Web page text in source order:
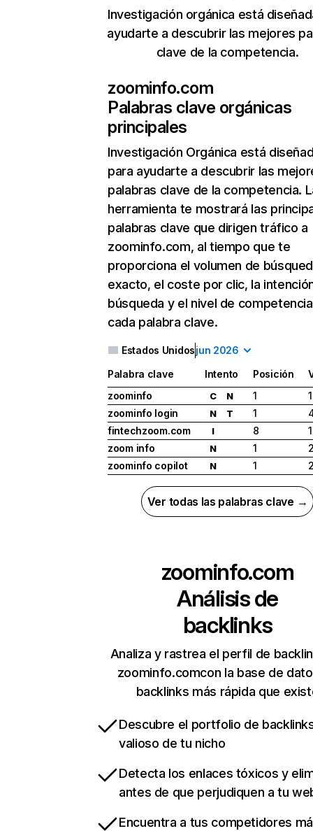
Investigación orgánica está
ayudarte a descubrir las mejores
clave de la competencia.
zoominfo.com
Palabras clave orgánicas
principales
Investigación Orgánica está
para ayudarte a descubrir las
palabras clave de la competencia.
herramienta te mostrará las
palabras clave que dirigen tráfico a
zoominfo.com, al tiempo que te
proporciona el volumen de
exacto, el coste por clic, la
búsqueda y el nivel de
cada palabra clave.
Estados Unidosjun 2026
Palabra clave Intento Posición
zoominfo
C N 1
zoominfo login
N T 1
fintechzoom.com
I 8
zoom info
N 1
zoominfo copilot
N 1
Ver todas las palabras clave →
zoominfo.com
Análisis de
backlinks
Analiza y rastrea el perfil de
zoominfo.comcon la base de
backlinks más rápida que
Descubre el portfolio de
valioso de tu nicho
Detecta los enlaces tóxicos y
antes de que perjudiquen a tu
Encuentra a tus competidores